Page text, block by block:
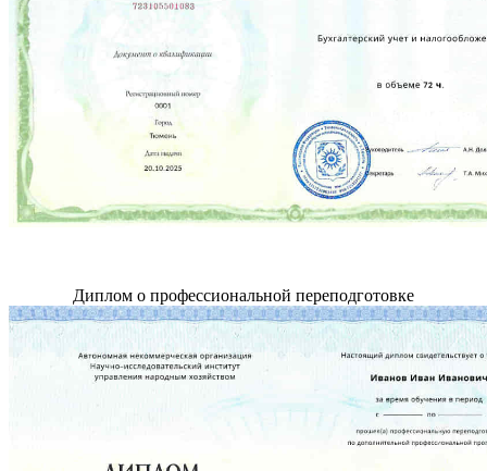
Диплом о профессиональной переподготовке